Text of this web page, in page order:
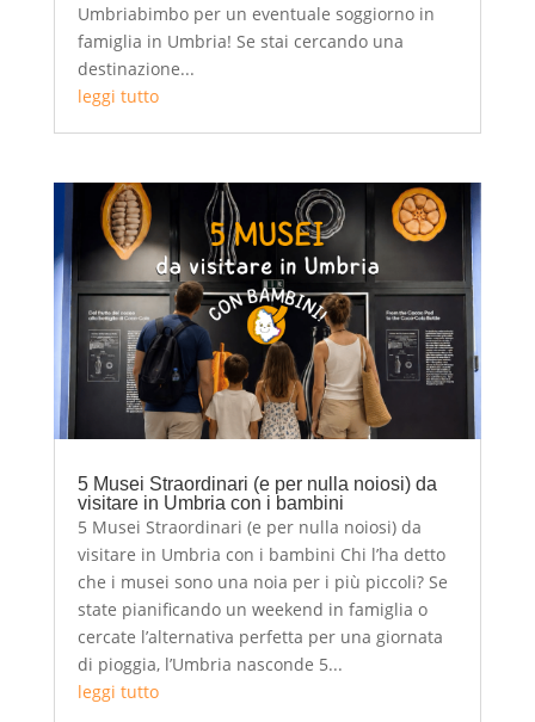
Umbriabimbo per un eventuale soggiorno in
famiglia in Umbria! Se stai cercando una
destinazione...
leggi tutto
5 Musei Straordinari (e per nulla noiosi) da
visitare in Umbria con i bambini
5 Musei Straordinari (e per nulla noiosi) da
visitare in Umbria con i bambini Chi l’ha detto
che i musei sono una noia per i più piccoli? Se
state pianificando un weekend in famiglia o
cercate l’alternativa perfetta per una giornata
di pioggia, l’Umbria nasconde 5...
leggi tutto